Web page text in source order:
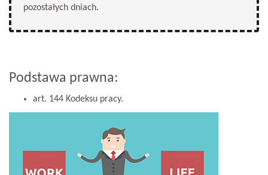
pozostałych dniach.
Podstawa prawna:
art. 144 Kodeksu pracy.